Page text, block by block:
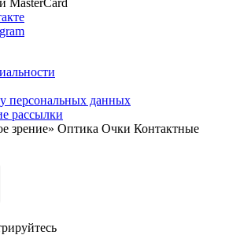
персональных данных
рассылки
зрение» Оптика Очки Контактные